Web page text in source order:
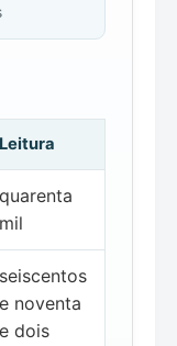
Leitura
quarenta
mil
seiscentos
e noventa
e dois